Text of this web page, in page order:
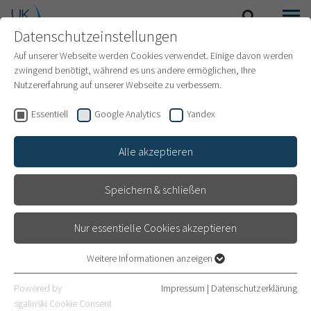
INTERNATIONAL PATIENTS
Stoffwechsel und
Datenschutzeinstellungen
Auf unserer Webseite werden Cookies verwendet. Einige davon werden
zwingend benötigt, während es uns andere ermöglichen, Ihre
Nutzererfahrung auf unserer Webseite zu verbessern.
Essentiell Google Analytics Yandex
Alle akzeptieren
Speichern & schließen
Nur essentielle Cookies akzeptieren
Essentielle Cookies werden für grundlegende Funktionen der
Webseite benötigt. Dadurch ist gewährleistet, dass die Webseite
Weitere Informationen anzeigen
Powered by
sgalinski Cookie Consent
Impressum | Datenschutzerklärung